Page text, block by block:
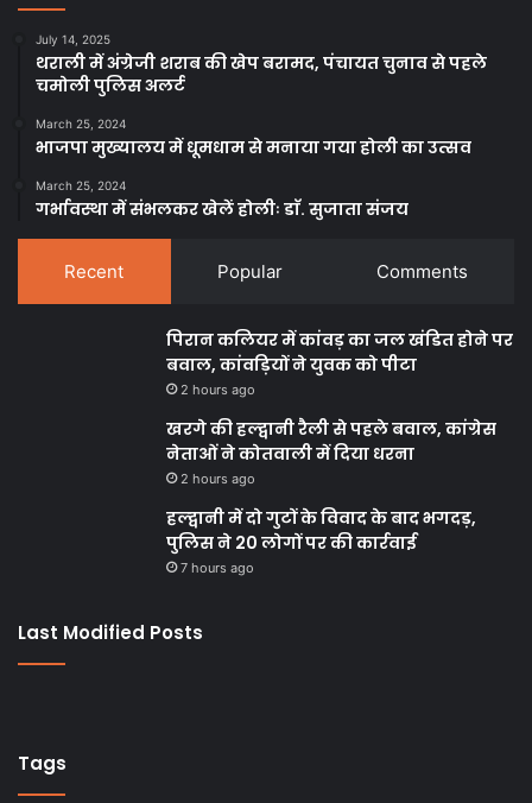
July 14, 2025
थराली में अंग्रेजी शराब की खेप बरामद, पंचायत चुनाव से पहले
चमोली पुलिस अलर्ट
March 25, 2024
भाजपा मुख्यालय में धूमधाम से मनाया गया होली का उत्सव
March 25, 2024
गर्भावस्था में संभलकर खेलें होलीः डाॅ. सुजाता संजय
Recent Popular Comments
पिरान कलियर में कांवड़ का जल खंडित होने पर
बवाल, कांवड़ियों ने युवक को पीटा
2 hours ago
खरगे की हल्द्वानी रैली से पहले बवाल, कांग्रेस
नेताओं ने कोतवाली में दिया धरना
2 hours ago
हल्द्वानी में दो गुटों के विवाद के बाद भगदड़,
पुलिस ने 20 लोगों पर की कार्रवाई
7 hours ago
Last Modified Posts
Tags